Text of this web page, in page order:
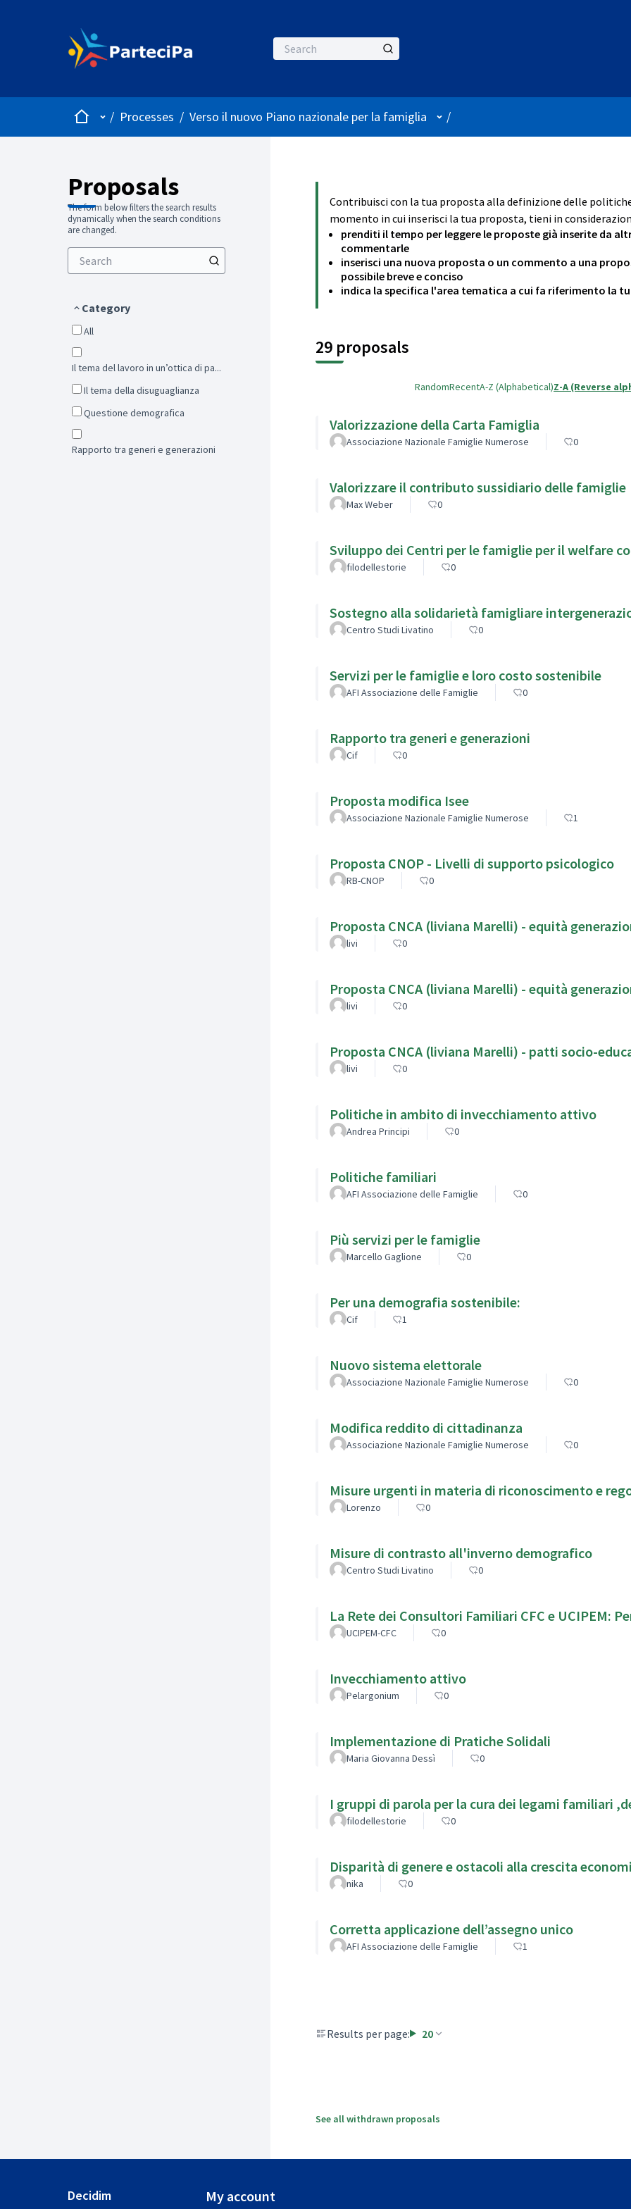
HomeMain menu
/ Processes / Verso il nuovo Piano nazionale per la famiglia User menu
/
Proposals
The form below filters the search results
dynamically when the search conditions
are changed.
Category
All
Il tema del lavoro in un’ottica di pa...
Il tema della disuguaglianza
Questione demografica
Rapporto tra generi e generazioni
Contribuisci con la tua proposta alla definizione delle
momento in cui inserisci la tua proposta, tieni in
prenditi il tempo per leggere le proposte già inserite da
commentarle
inserisci una nuova proposta o un commento a una
possibile breve e conciso
indica la specifica l'area tematica a cui fa riferimento la
29 proposals
RandomRecentA-Z (Alphabetical)Z-A (Reverse
Valorizzazione della Carta Famiglia
Associazione Nazionale Famiglie Numerose 0
Valorizzare il contributo sussidiario delle famiglie
Max Weber 0
Sviluppo dei Centri per le
filodellestorie 0
Sostegno alla solidarietà famigliare
Centro Studi Livatino 0
Servizi per le famiglie e loro costo sostenibile
AFI Associazione delle Famiglie 0
Rapporto tra generi e generazioni
Cif 0
Proposta modifica Isee
Associazione Nazionale Famiglie Numerose 1
Proposta CNOP - Livelli di supporto psicologico
RB-CNOP 0
Proposta CNCA (liviana Marelli) - equità
livi 0
Proposta CNCA (liviana Marelli) - equità
livi 0
Proposta CNCA (liviana Marelli)
livi 0
Politiche in ambito di invecchiamento attivo
Andrea Principi 0
Politiche familiari
AFI Associazione delle Famiglie 0
Più servizi per le famiglie
Marcello Gaglione 0
Per una demografia sostenibile:
Cif 1
Nuovo sistema elettorale
Associazione Nazionale Famiglie Numerose 0
Modifica reddito di cittadinanza
Associazione Nazionale Famiglie Numerose 0
Misure urgenti in materia di riconoscimento e
Lorenzo 0
Misure di contrasto all'inverno demografico
Centro Studi Livatino 0
La Rete dei Consultori Familiari CFC e UCIPEM:
UCIPEM-CFC 0
Invecchiamento attivo
Pelargonium 0
Implementazione di Pratiche Solidali
Maria Giovanna Dessì 0
I
filodellestorie 0
Disparità di genere e ostacoli alla crescita
nika 0
Corretta applicazione dell’assegno unico
AFI Associazione delle Famiglie 1
Results per page: 20
See all withdrawn proposals
Decidim My account